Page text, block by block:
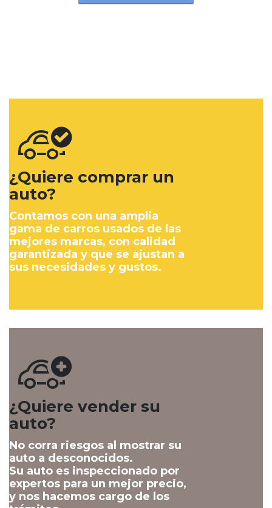
¿Quiere comprar un
auto?
Contamos con una amplia
gama de carros usados de las
mejores marcas, con calidad
garantizada y que se ajustan a
sus necesidades y gustos.
¿Quiere vender su
auto?
No corra riesgos al mostrar su
auto a desconocidos.
Su auto es inspeccionado por
expertos para un mejor precio,
y nos hacemos cargo de los